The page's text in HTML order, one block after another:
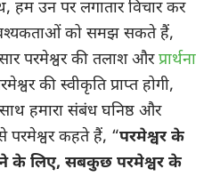
हम उन पर लगातार विचार कर
को समझ सकते हैं,
परमेश्वर की तलाश औरप्रार्थना
की स्वीकृति प्राप्त होगी,
हमारा संबंध घनिष्ठ और
परमेश्वर कहते हैं, “परमेश्वर के
के लिए, सबकुछ परमेश्वर के